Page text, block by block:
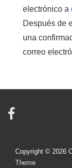
electrónico a
Después de
una
correo
Copyright © 2026
Theme